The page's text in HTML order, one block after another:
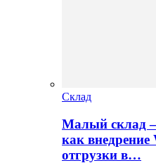
Склад
Малый склад
как
отгрузки в…